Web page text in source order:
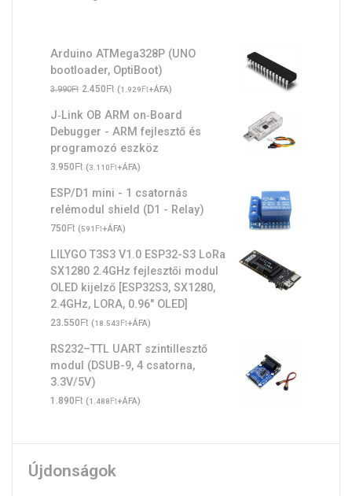
Arduino ATMega328P (UNO
bootloader, OptiBoot)
3.990Ft Original
was:
3.990Ft.
2.450FtCurrent
is:
2.450Ft.
(1.929Ft+ÁFA)
J‑Link OB ARM on‑Board
Debugger - ARM fejlesztő és
programozó eszköz
3.950Ft (3.110Ft+ÁFA)
ESP/D1 mini - 1 csatornás
relémodul shield (D1 - Relay)
750Ft (591 Ft+ÁFA)
LILYGO T3S3 V1.0 ESP32-S3 LoRa
SX1280 2.4GHz fejlesztői modul
OLED kijelző [ESP32S3, SX1280,
2.4GHz, LORA, 0.96" OLED]
23.550Ft (18.543Ft+ÁFA)
RS232–TTL UART szintillesztő
modul (DSUB-9, 4 csatorna,
3.3V/5V)
1.890Ft (1.488Ft+ÁFA)
Újdonságok